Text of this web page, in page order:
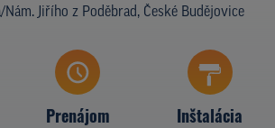
CENY
TYPY NOSIČOV
Jiřího z Poděbrad, České Budějovice
Prenájom Inštalácia